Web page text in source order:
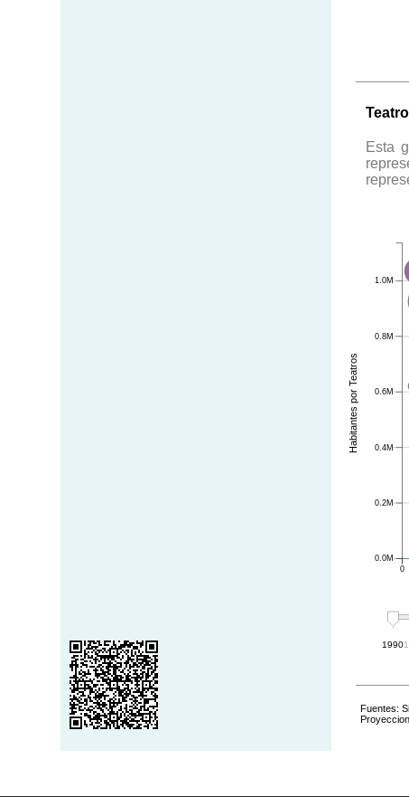
Esta
0
0.0M
0.2M
0.4M
0.6M
0.8M
1.0M
Habitantes por Teatros
1990
Fuentes: